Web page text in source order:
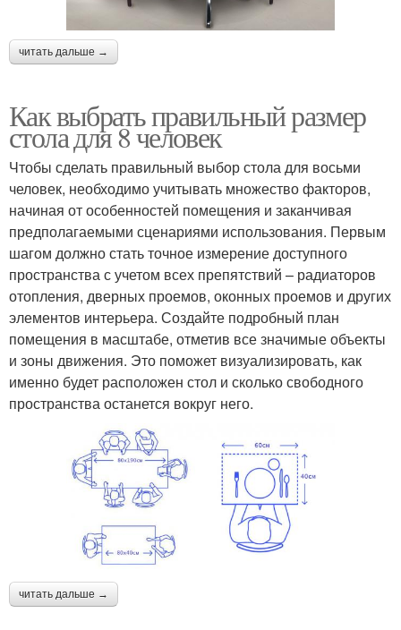
читать дальше →
Как выбрать правильный размер
стола для 8 человек
Чтобы сделать правильный выбор стола для восьми
человек, необходимо учитывать множество факторов,
начиная от особенностей помещения и заканчивая
предполагаемыми сценариями использования. Первым
шагом должно стать точное измерение доступного
пространства с учетом всех препятствий – радиаторов
отопления, дверных проемов, оконных проемов и других
элементов интерьера. Создайте подробный план
помещения в масштабе, отметив все значимые объекты
и зоны движения. Это поможет визуализировать, как
именно будет расположен стол и сколько свободного
пространства останется вокруг него.
читать дальше →